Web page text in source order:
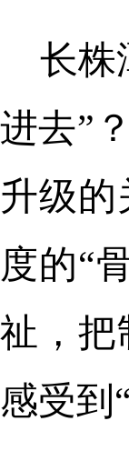
长株
进去”
升级的
度的“
祉，把
感受到